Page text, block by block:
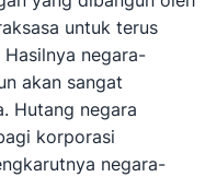
untuk terus
Hasilnya negara-
akan sangat
Hutang negara
korporasi
negara-